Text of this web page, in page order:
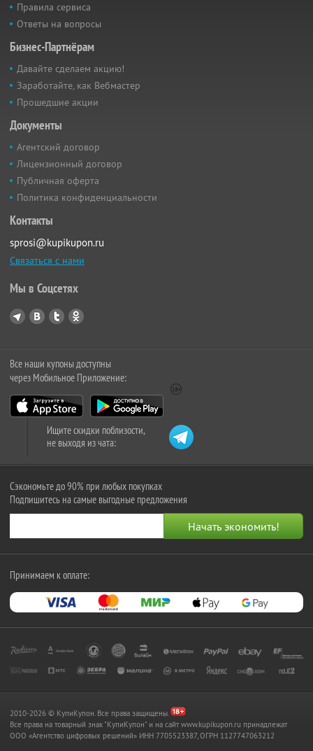
Правила сервиса
Ответы на вопросы
Бизнес-Партнёрам
Давайте сделаем акцию!
Заработайте, как Вебмастер
Прошедшие акции
Документы
Агентский договор
Лицензионный договор
Публичная оферта
Политика конфиденциальности
Контакты
sprosi@kupikupon.ru
Связаться с нами
Мы в Соцсетях
Все наши купоны доступны
через Мобильное Приложение:
Ищите скидки поблизости,
не выходя из чата:
Сэкономьте до 90% при любых покупках
Подпишитесь на самые выгодные предложения
Принимаем к оплате:
2010-2026 © КупиКупон. Все права защищены.
Все права на товарный знак "КупиКупон" и на сайт www.kupikupon.ru принадлежат
OOO «Агентство цифровых решений» ИНН 7705523387, ОГРН 1127747063212